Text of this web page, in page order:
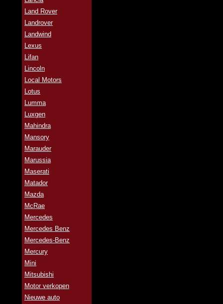
Land Rover
Landrover
Landwind
Lexus
Lifan
Lincoln
Local Motors
Lotus
Lumma
Luxgen
Mahindra
Mansory
Marauder
Marussia
Maserati
Matador
Mazda
McRae
Mercedes
Mercedes Benz
Mercedes-Benz
Mercury
Mini
Mitsubishi
Motor verkopen
Nieuwe auto